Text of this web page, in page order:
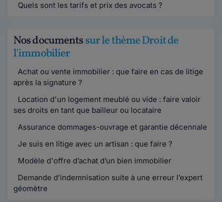
Quels sont les tarifs et prix des avocats ?
Nos documentssur le thème Droit de
l'immobilier
Achat ou vente immobilier : que faire en cas de litige
après la signature ?
Location d'un logement meublé ou vide : faire valoir
ses droits en tant que bailleur ou locataire
Assurance dommages-ouvrage et garantie décennale
Je suis en litige avec un artisan : que faire ?
Modèle d'offre d’achat d’un bien immobilier
Demande d’indemnisation suite à une erreur l’expert
géomètre